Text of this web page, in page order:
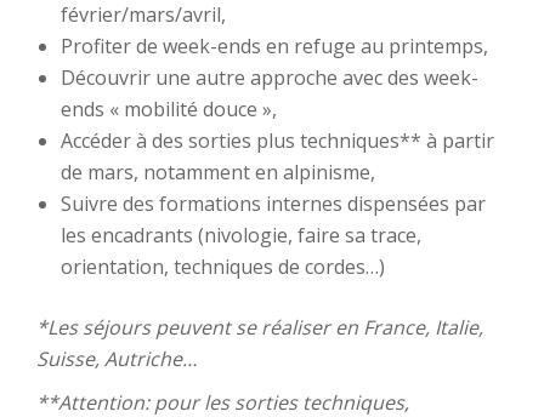
février/mars/avril,
Profiter de week-ends en refuge au printemps,
Découvrir une autre approche avec des week-
ends « mobilité douce »,
Accéder à des sorties plus techniques** à partir
de mars, notamment en alpinisme,
Suivre des formations internes dispensées par
les encadrants (nivologie, faire sa trace,
orientation, techniques de cordes…)
*Les séjours peuvent se réaliser en France, Italie,
Suisse, Autriche…
**Attention: pour les sorties techniques,